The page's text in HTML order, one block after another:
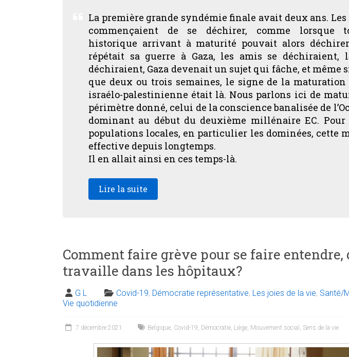
La première grande syndémie finale avait deux ans.
commençaient de se déchirer, comme lorsque
historique arrivant à maturité pouvait alors
répétait sa guerre à Gaza, les amis se déchiraient,
déchiraient, Gaza devenait un sujet qui fâche, et même
que deux ou trois semaines, le signe de la
israélo-palestinienne était là. Nous parlons ici de
périmètre donné, celui de la conscience banalisée de
dominant au début du deuxième millénaire EC.
populations locales, en particulier les dominées, cette
effective depuis longtemps.
Il en allait ainsi en ces temps-là.
Lire la suite
Comment faire grève pour se faire entendre,
travaille dans les hôpitaux?
G L Covid-19, Démocratie représentative, Les joies de la vie, Santé/
Vie quotidienne
7 décembre 2021 Belgique Covid-19 Démocratie Liège Mouvement social Sens de la vie